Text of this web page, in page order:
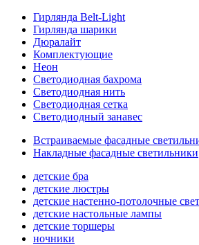
Гирлянда Belt-Light
Гирлянда шарики
Дюралайт
Комплектующие
Неон
Светодиодная бахрома
Светодиодная нить
Светодиодная сетка
Светодиодный занавес
Встраиваемые фасадные
Накладные фасадные светильники
детские бра
детские люстры
детские настенно-потолочные
детские настольные лампы
детские торшеры
ночники